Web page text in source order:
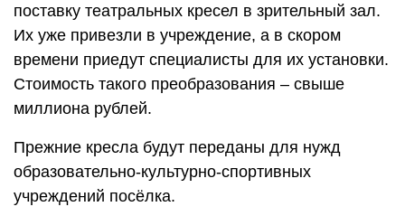
поставку театральных кресел в зрительный зал.
Их уже привезли в учреждение, а в скором
времени приедут специалисты для их установки.
Стоимость такого преобразования – свыше
миллиона рублей.
Прежние кресла будут переданы для нужд
образовательно-культурно-спортивных
учреждений посёлка.